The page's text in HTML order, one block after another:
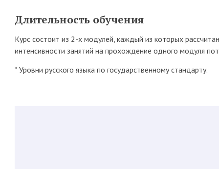
Длительность обучения
Курс состоит из 2-х модулей, каждый из которых
интенсивности занятий на прохождение одного модуля
* Уровни русского языка по государственному стандарту.